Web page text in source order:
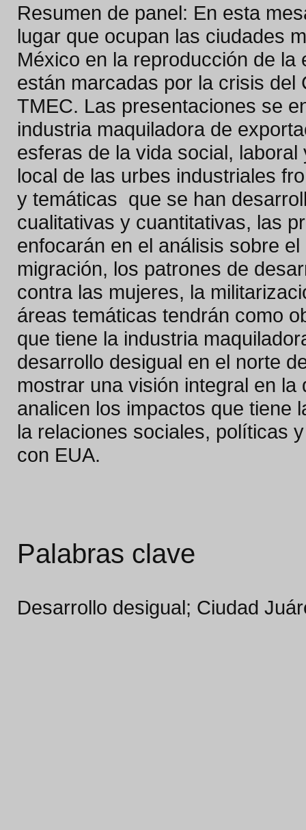
Resumen de panel: En esta
lugar que ocupan las ciudades
México en la reproducción de
están marcadas por la crisis del
TMEC. Las presentaciones se
industria maquiladora de
esferas de la vida social,
local de las urbes industriales
y temáticas que se han
cualitativas y cuantitativas, las
enfocarán en el análisis sobre
migración, los patrones de
contra las mujeres, la
áreas temáticas tendrán como
que tiene la industria
desarrollo desigual en el norte
mostrar una visión integral en
analicen los impactos que tiene
la relaciones sociales, políticas
con EUA.
Palabras clave
Desarrollo desigual; Ciudad